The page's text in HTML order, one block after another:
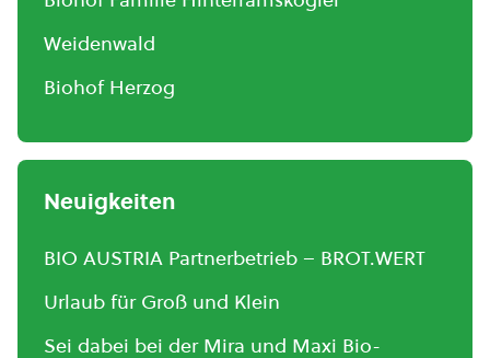
Weidenwald
Biohof Herzog
Neuigkeiten
BIO AUSTRIA Partnerbetrieb – BROT.WERT
Urlaub für Groß und Klein
Sei dabei bei der Mira und Maxi Bio-